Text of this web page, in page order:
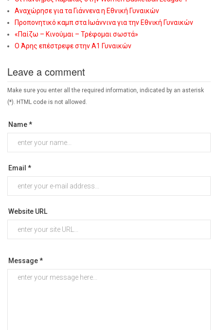
Αναχώρησε για τα Γιάννενα η Εθνική Γυναικών
Προπονητικό καμπ στα Ιωάννινα για την Εθνική Γυναικών
«Παίζω – Κινούμαι – Τρέφομαι σωστά»
Ο Άρης επέστρεψε στην Α1 Γυναικών
Leave a comment
Make sure you enter all the required information, indicated by an asterisk
(*). HTML code is not allowed.
Name *
Email *
Website URL
Message *